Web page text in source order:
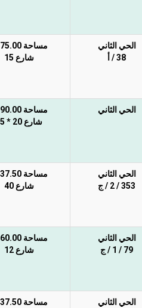
الحي الثاني
38 / أ
مساحة 375.00م
شارع 15
الحي الثاني
مساحة 390.00م
شارع 20 * 15
الحي الثاني
353 / 2 / ج
مساحة 437.50م
شارع 40
الحي الثاني
79 / 1 / ج
مساحة 360.00م
شارع 12
الحي الثاني
مساحة 437.50م